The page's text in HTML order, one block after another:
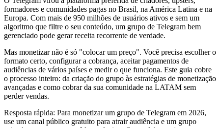
formadores e comunidades pagas no Brasil, na América Latina e na
Europa. Com mais de 950 milhões de usuários ativos e sem um
algoritmo que filtre o seu conteúdo, um grupo de Telegram bem
gerenciado pode gerar receita recorrente de verdade.
Mas monetizar não é só "colocar um preço". Você precisa escolher o
formato certo, configurar a cobrança, aceitar pagamentos de
audiências de vários países e medir o que funciona. Este guia cobre
o processo inteiro: da criação do grupo às estratégias de monetização
avançadas e como cobrar da sua comunidade na LATAM sem
perder vendas.
Resposta rápida: Para monetizar um grupo de Telegram em 2026,
use um canal público gratuito para atrair audiência e um grupo